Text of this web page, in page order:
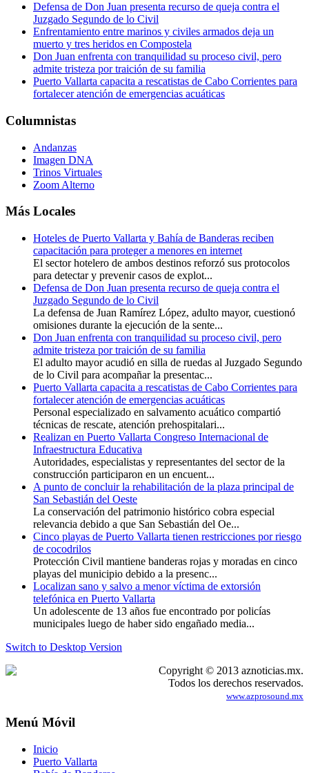
Defensa de Don Juan presenta recurso de queja contra el
Juzgado Segundo de lo Civil
Enfrentamiento entre marinos y civiles armados deja un
muerto y tres heridos en Compostela
Don Juan enfrenta con tranquilidad su proceso civil, pero
admite tristeza por traición de su familia
Puerto Vallarta capacita a rescatistas de Cabo Corrientes para
fortalecer atención de emergencias acuáticas
Columnistas
Andanzas
Imagen DNA
Trinos Virtuales
Zoom Alterno
Más Locales
Hoteles de Puerto Vallarta y Bahía de Banderas reciben
capacitación para proteger a menores en internet
El sector hotelero de ambos destinos reforzó sus protocolos
para detectar y prevenir casos de explot...
Defensa de Don Juan presenta recurso de queja contra el
Juzgado Segundo de lo Civil
La defensa de Juan Ramírez López, adulto mayor, cuestionó
omisiones durante la ejecución de la sente...
Don Juan enfrenta con tranquilidad su proceso civil, pero
admite tristeza por traición de su familia
El adulto mayor acudió en silla de ruedas al Juzgado Segundo
de lo Civil para acompañar la presentac...
Puerto Vallarta capacita a rescatistas de Cabo Corrientes para
fortalecer atención de emergencias acuáticas
Personal especializado en salvamento acuático compartió
técnicas de rescate, atención prehospitalari...
Realizan en Puerto Vallarta Congreso Internacional de
Infraestructura Educativa
Autoridades, especialistas y representantes del sector de la
construcción participaron en un encuent...
A punto de concluir la rehabilitación de la plaza principal de
San Sebastián del Oeste
La conservación del patrimonio histórico cobra especial
relevancia debido a que San Sebastián del Oe...
Cinco playas de Puerto Vallarta tienen restricciones por riesgo
de cocodrilos
Protección Civil mantiene banderas rojas y moradas en cinco
playas del municipio debido a la presenc...
Localizan sano y salvo a menor víctima de extorsión
telefónica en Puerto Vallarta
Un adolescente de 13 años fue encontrado por policías
municipales luego de haber sido engañado media...
Switch to Desktop Version
Copyright © 2013 aznoticias.mx.
Todos los derechos reservados.
www.azprosound.mx
Menú Móvil
Inicio
Puerto Vallarta